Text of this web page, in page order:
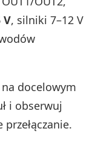
V, silniki 7–12 V
docelowym
i obserwuj
przełączanie.